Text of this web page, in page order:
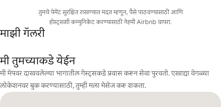
तुमचे पेमेंट सुरक्षित राखण्यात मदत म्हणून, पैसे पाठवण्यासाठी आणि
होस्ट्सशी कम्युनिकेट करण्यासाठी नेहमी Airbnb वापरा.
माझी गॅलरी
मी तुमच्याकडे येईन
मी मॅपवर दाखवलेल्या भागातील गेस्ट्सकडे प्रवास करून सेवा पुरवतो. एखाद्या वेगळ्या
लोकेशनवर बुक करण्यासाठी, तुम्ही मला मेसेज करू शकता.